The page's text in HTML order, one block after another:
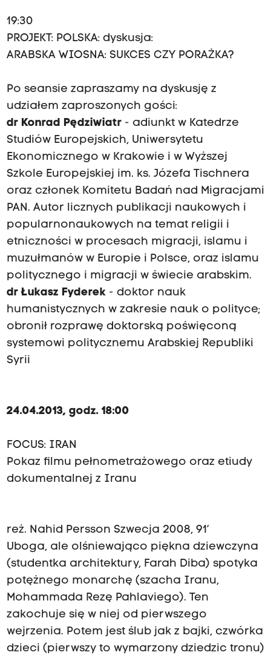
19:30
PROJEKT: POLSKA: dyskusja:
ARABSKA WIOSNA: SUKCES CZY PORAŻKA?
Po seansie zapraszamy na dyskusję z
udziałem zaproszonych gości:
dr Konrad Pędziwiatr- adiunkt w Katedrze
Studiów Europejskich, Uniwersytetu
Ekonomicznego w Krakowie i w Wyższej
Szkole Europejskiej im. ks. Józefa Tischnera
oraz członek Komitetu Badań nad Migracjami
PAN. Autor licznych publikacji naukowych i
popularnonaukowych na temat religii i
etniczności w procesach migracji, islamu i
muzułmanów w Europie i Polsce, oraz islamu
politycznego i migracji w świecie arabskim.
dr Łukasz Fyderek- doktor nauk
humanistycznych w zakresie nauk o polityce;
obronił rozprawę doktorską poświęconą
systemowi politycznemu Arabskiej Republiki
Syrii
24.04.2013, godz. 18:00
FOCUS: IRAN
Pokaz filmu pełnometrażowego oraz etiudy
dokumentalnej z Iranu
reż. Nahid Persson Szwecja 2008, 91’
Uboga, ale olśniewająco piękna dziewczyna
(studentka architektury, Farah Diba) spotyka
potężnego monarchę (szacha Iranu,
Mohammada Rezę Pahlaviego). Ten
zakochuje się w niej od pierwszego
wejrzenia. Potem jest ślub jak z bajki, czwórka
dzieci (pierwszy to wymarzony dziedzic tronu)